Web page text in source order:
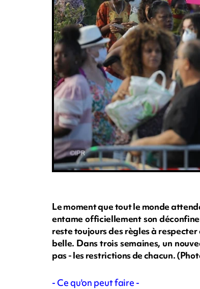
Le moment que tout le monde
entame officiellement son
reste toujours des règles à
belle. Dans trois semaines, un
pas - les restrictions de chacun.
- Ce qu'on peut faire -